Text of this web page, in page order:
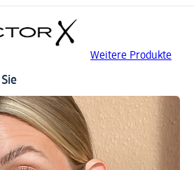
Weitere Produkte